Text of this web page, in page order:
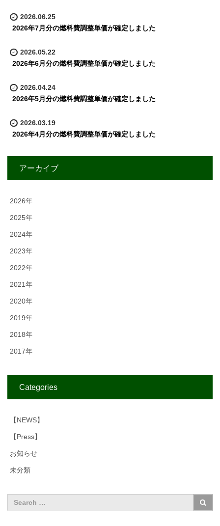
2026.06.25
2026年7月分の燃料費調整単価が確定しました
2026.05.22
2026年6月分の燃料費調整単価が確定しました
2026.04.24
2026年5月分の燃料費調整単価が確定しました
2026.03.19
2026年4月分の燃料費調整単価が確定しました
アーカイブ
2026年
2025年
2024年
2023年
2022年
2021年
2020年
2019年
2018年
2017年
Categories
【NEWS】
【Press】
お知らせ
未分類